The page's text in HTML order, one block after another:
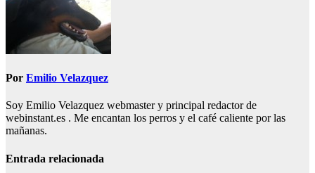
Por Emilio Velazquez
Soy Emilio Velazquez webmaster y principal redactor de
webinstant.es . Me encantan los perros y el café caliente por las
mañanas.
Entrada relacionada